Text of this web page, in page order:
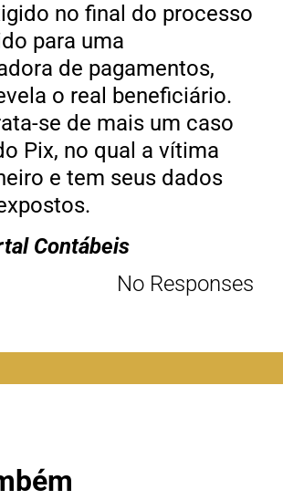
no final do processo
para uma
de pagamentos,
o real beneficiário.
se de mais um caso
Pix, no qual a vítima
e tem seus dados
Contábeis
No Responses